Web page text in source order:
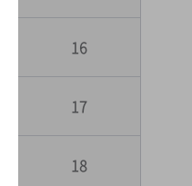
16
17
18